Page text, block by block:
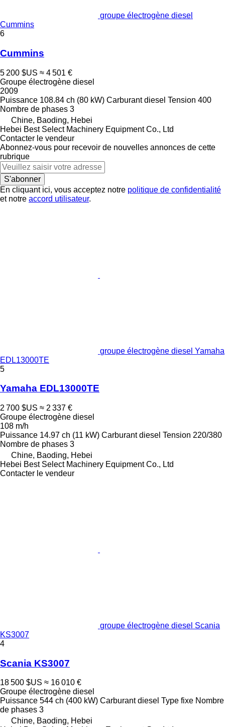
groupe électrogène diesel
Cummins
6
Cummins
5 200 $US ≈ 4 501 €
Groupe électrogène diesel
2009
Puissance 108.84 ch (80 kW) Carburant diesel Tension 400
Nombre de phases 3
Chine, Baoding, Hebei
Hebei Best Select Machinery Equipment Co., Ltd
Contacter le vendeur
Abonnez-vous pour recevoir de nouvelles annonces de cette
rubrique
S'abonner
En cliquant ici, vous acceptez notre politique de confidentialité
et notre accord utilisateur.
groupe électrogène diesel Yamaha
EDL13000TE
5
Yamaha EDL13000TE
2 700 $US ≈ 2 337 €
Groupe électrogène diesel
108 m/h
Puissance 14.97 ch (11 kW) Carburant diesel Tension 220/380
Nombre de phases 3
Chine, Baoding, Hebei
Hebei Best Select Machinery Equipment Co., Ltd
Contacter le vendeur
groupe électrogène diesel Scania
KS3007
4
Scania KS3007
18 500 $US ≈ 16 010 €
Groupe électrogène diesel
Puissance 544 ch (400 kW) Carburant diesel Type fixe Nombre
de phases 3
Chine, Baoding, Hebei